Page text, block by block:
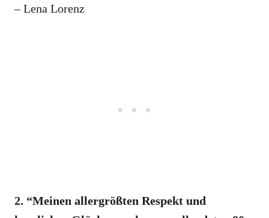
– Lena Lorenz
2. “Meinen allergrößten Respekt und